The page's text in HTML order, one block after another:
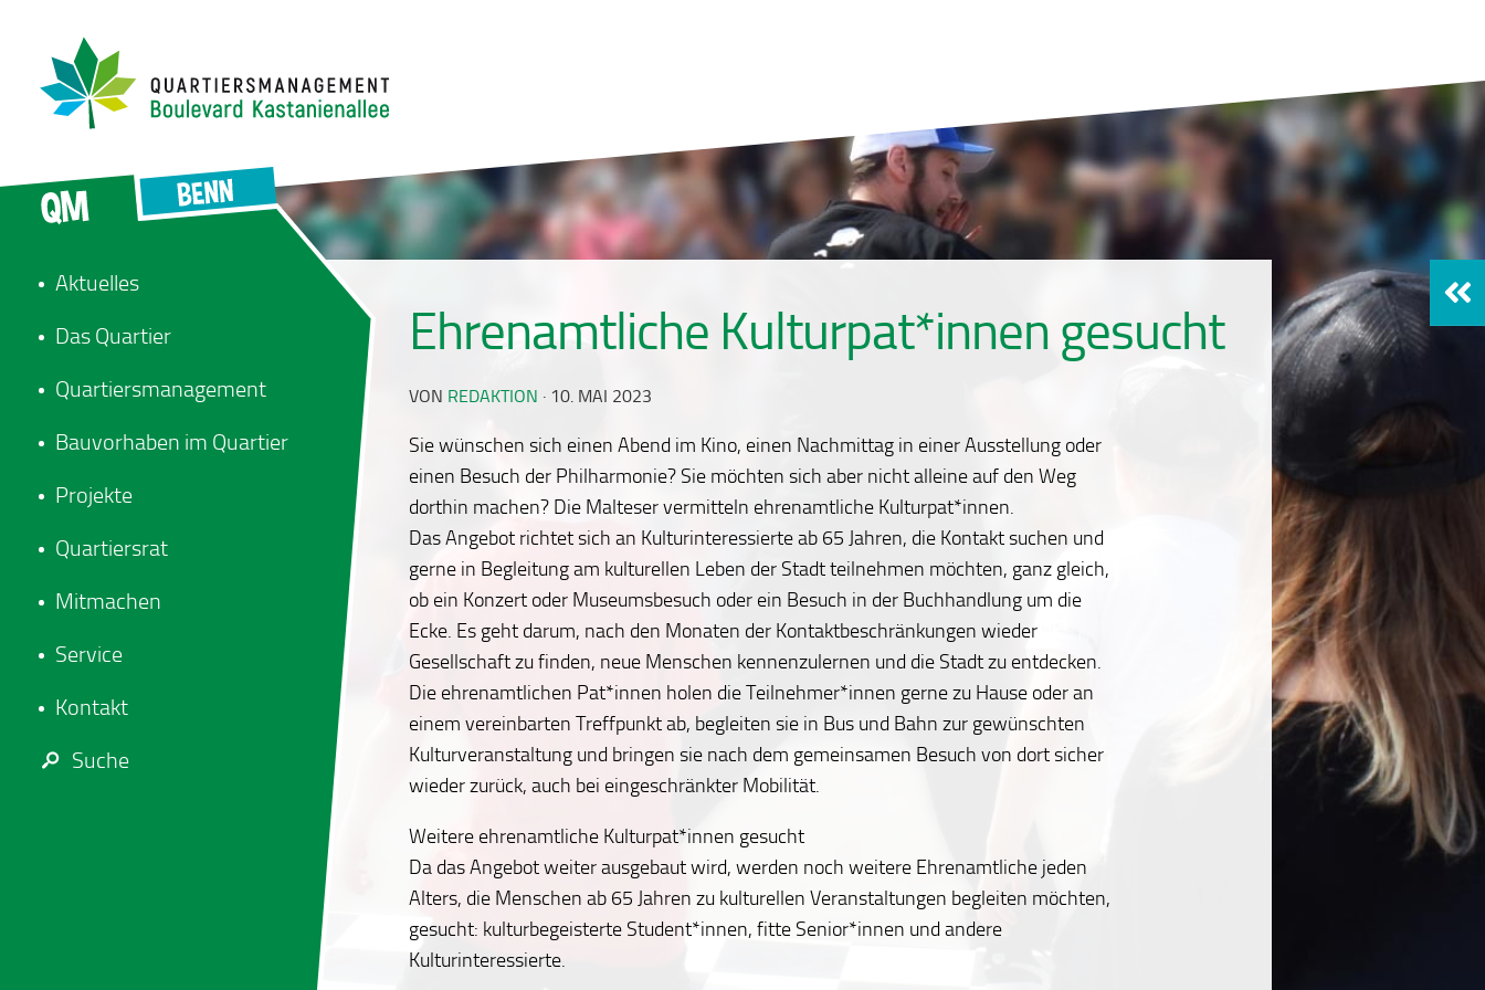
Ehrenamtliche Kulturpat*innen gesucht
VON REDAKTION · 10. MAI 2023
Sie wünschen sich einen Abend im Kino, einen Nachmittag in einer Ausstellung oder
einen Besuch der Philharmonie? Sie möchten sich aber nicht alleine auf den Weg
dorthin machen? Die Malteser vermitteln ehrenamtliche Kulturpat*innen.
Das Angebot richtet sich an Kulturinteressierte ab 65 Jahren, die Kontakt suchen und
gerne in Begleitung am kulturellen Leben der Stadt teilnehmen möchten, ganz gleich,
ob ein Konzert oder Museumsbesuch oder ein Besuch in der Buchhandlung um die
Ecke. Es geht darum, nach den Monaten der Kontaktbeschränkungen wieder
Gesellschaft zu finden, neue Menschen kennenzulernen und die Stadt zu entdecken.
Die ehrenamtlichen Pat*innen holen die Teilnehmer*innen gerne zu Hause oder an
einem vereinbarten Treffpunkt ab, begleiten sie in Bus und Bahn zur gewünschten
Kulturveranstaltung und bringen sie nach dem gemeinsamen Besuch von dort sicher
wieder zurück, auch bei eingeschränkter Mobilität.
Weitere ehrenamtliche Kulturpat*innen gesucht
Da das Angebot weiter ausgebaut wird, werden noch weitere Ehrenamtliche jeden
Alters, die Menschen ab 65 Jahren zu kulturellen Veranstaltungen begleiten möchten,
gesucht: kulturbegeisterte Student*innen, fitte Senior*innen und andere
Kulturinteressierte.
Aktuelles
Das Quartier
Quartiersmanagement
Bauvorhaben im Quartier
Projekte
Quartiersrat
Mitmachen
Service
Kontakt
Suche